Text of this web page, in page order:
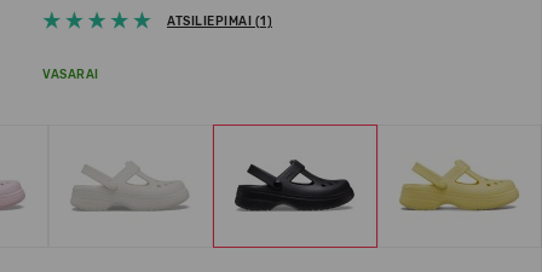
ATSILIEPIMAI (1)
VASARAI